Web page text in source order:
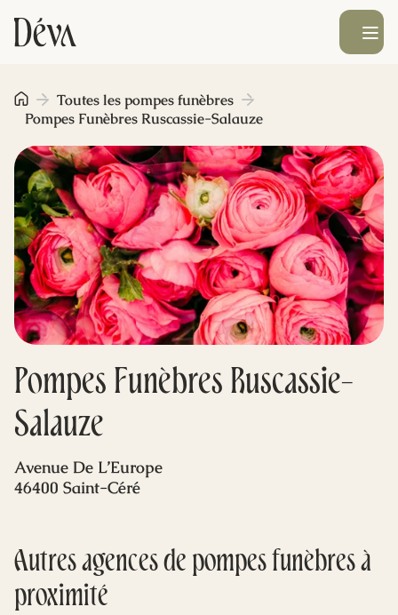
Obsèques
Prévoyance
Monument funéraire
Livraison de fleurs
Blog
Ouvrir le
Pompes Funèbres Ruscassie-
Salauze
Toutes les pompes funèbres
Pompes Funèbres Ruscassie-Salauze
Avenue De L’Europe
46400 Saint-Céré
Autres agences de pompes funèbres à
proximité